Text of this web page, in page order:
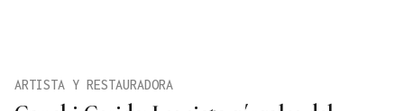
ARTISTA Y RESTAURADORA